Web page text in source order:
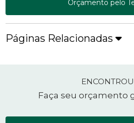
Orçamento pelo
Páginas Relacionadas
Faça seu orçamento